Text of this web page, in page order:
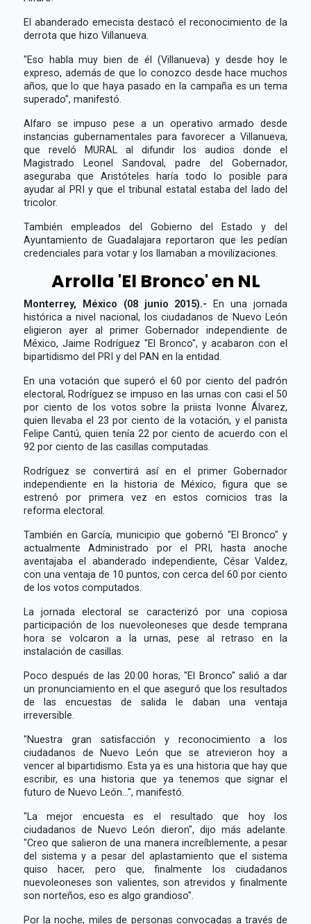
El abanderado emecista destacó el reconocimiento de la
derrota que hizo Villanueva.
"Eso habla muy bien de él (Villanueva) y desde hoy le
expreso, además de que lo conozco desde hace muchos
años, que lo que haya pasado en la campaña es un tema
superado", manifestó.
Alfaro se impuso pese a un operativo armado desde
instancias gubernamentales para favorecer a Villanueva,
que reveló MURAL al difundir los audios donde el
Magistrado Leonel Sandoval, padre del Gobernador,
aseguraba que Aristóteles haría todo lo posible para
ayudar al PRI y que el tribunal estatal estaba del lado del
tricolor.
También empleados del Gobierno del Estado y del
Ayuntamiento de Guadalajara reportaron que les pedían
credenciales para votar y los llamaban a movilizaciones.
Arrolla 'El Bronco' en NL
Monterrey, México (08 junio 2015).-En una jornada
histórica a nivel nacional, los ciudadanos de Nuevo León
eligieron ayer al primer Gobernador independiente de
México, Jaime Rodríguez "El Bronco", y acabaron con el
bipartidismo del PRI y del PAN en la entidad.
En una votación que superó el 60 por ciento del padrón
electoral, Rodríguez se impuso en las urnas con casi el 50
por ciento de los votos sobre la priista Ivonne Álvarez,
quien llevaba el 23 por ciento de la votación, y el panista
Felipe Cantú, quien tenía 22 por ciento de acuerdo con el
92 por ciento de las casillas computadas.
Rodríguez se convertirá así en el primer Gobernador
independiente en la historia de México, figura que se
estrenó por primera vez en estos comicios tras la
reforma electoral.
También en García, municipio que gobernó "El Bronco" y
actualmente Administrado por el PRI, hasta anoche
aventajaba el abanderado independiente, César Valdez,
con una ventaja de 10 puntos, con cerca del 60 por ciento
de los votos computados.
La jornada electoral se caracterizó por una copiosa
participación de los nuevoleoneses que desde temprana
hora se volcaron a la urnas, pese al retraso en la
instalación de casillas.
Poco después de las 20:00 horas, "El Bronco" salió a dar
un pronunciamiento en el que aseguró que los resultados
de las encuestas de salida le daban una ventaja
irreversible.
"Nuestra gran satisfacción y reconocimiento a los
ciudadanos de Nuevo León que se atrevieron hoy a
vencer al bipartidismo. Esta ya es una historia que hay que
escribir, es una historia que ya tenemos que signar el
futuro de Nuevo León...", manifestó.
"La mejor encuesta es el resultado que hoy los
ciudadanos de Nuevo León dieron", dijo más adelante.
"Creo que salieron de una manera increíblemente, a pesar
del sistema y a pesar del aplastamiento que el sistema
quiso hacer, pero que, finalmente los ciudadanos
nuevoleoneses son valientes, son atrevidos y finalmente
son norteños, eso es algo grandioso".
Por la noche, miles de personas convocadas a través de